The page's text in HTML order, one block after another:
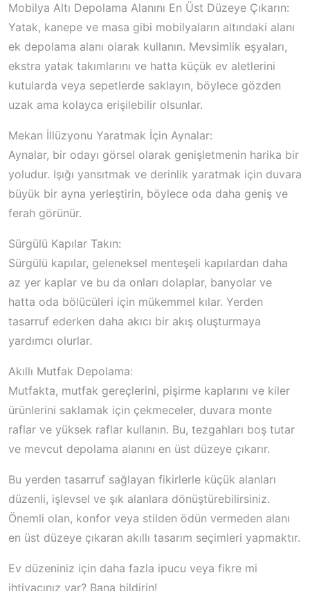
Mobilya Altı Depolama Alanını En Üst Düzeye Çıkarın:
Yatak, kanepe ve masa gibi mobilyaların altındaki alanı
ek depolama alanı olarak kullanın. Mevsimlik eşyaları,
ekstra yatak takımlarını ve hatta küçük ev aletlerini
kutularda veya sepetlerde saklayın, böylece gözden
uzak ama kolayca erişilebilir olsunlar.
Mekan İllüzyonu Yaratmak İçin Aynalar:
Aynalar, bir odayı görsel olarak genişletmenin harika bir
yoludur. Işığı yansıtmak ve derinlik yaratmak için duvara
büyük bir ayna yerleştirin, böylece oda daha geniş ve
ferah görünür.
Sürgülü Kapılar Takın:
Sürgülü kapılar, geleneksel menteşeli kapılardan daha
az yer kaplar ve bu da onları dolaplar, banyolar ve
hatta oda bölücüleri için mükemmel kılar. Yerden
tasarruf ederken daha akıcı bir akış oluşturmaya
yardımcı olurlar.
Akıllı Mutfak Depolama:
Mutfakta, mutfak gereçlerini, pişirme kaplarını ve kiler
ürünlerini saklamak için çekmeceler, duvara monte
raflar ve yüksek raflar kullanın. Bu, tezgahları boş tutar
ve mevcut depolama alanını en üst düzeye çıkarır.
Bu yerden tasarruf sağlayan fikirlerle küçük alanları
düzenli, işlevsel ve şık alanlara dönüştürebilirsiniz.
Önemli olan, konfor veya stilden ödün vermeden alanı
en üst düzeye çıkaran akıllı tasarım seçimleri yapmaktır.
Ev düzeniniz için daha fazla ipucu veya fikre mi
ihtiyacınız var? Bana bildirin!